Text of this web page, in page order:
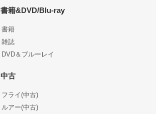
書籍&DVD/Blu-ray
書籍
雑誌
DVD＆ブルーレイ
中古
フライ(中古)
ルアー(中古)